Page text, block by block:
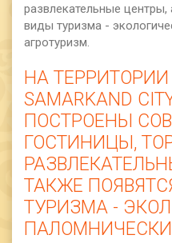
развлекательные
виды туризма -
агротуризм.
НА
SAMARKAND
ПОСТРОЕНЫ
ГОСТИНИЦЫ,
ТАКЖЕ
ТУРИЗМА -